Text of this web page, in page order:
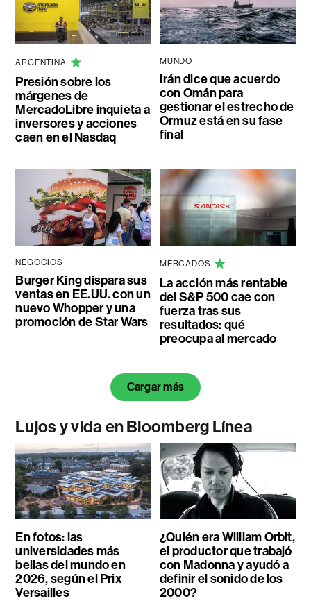
ARGENTINA
Presión sobre los
márgenes de
MercadoLibre inquieta a
inversores y acciones
caen en el Nasdaq
MUNDO
Irán dice que acuerdo
con Omán para
gestionar el estrecho de
Ormuz está en su fase
final
NEGOCIOS
Burger King dispara sus
ventas en EE.UU. con un
nuevo Whopper y una
promoción de Star Wars
MERCADOS
La acción más rentable
del S&P 500 cae con
fuerza tras sus
resultados: qué
preocupa al mercado
Cargar más
Lujos y vida en Bloomberg Línea
En fotos: las
universidades más
bellas del mundo en
2026, según el Prix
Versailles
¿Quién era William Orbit,
el productor que trabajó
con Madonna y ayudó a
definir el sonido de los
2000?